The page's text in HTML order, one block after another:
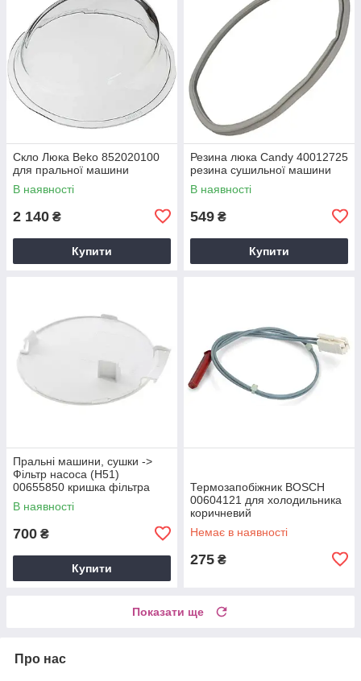
Скло Люка Beko 852020100
для пральної машини
В наявності
2 140 ₴
Купити
Резина люка Candy 40012725
резина сушильної машини
В наявності
549 ₴
Купити
Пральні машини, сушки ->
Фільтр насоса (Н51)
00655850 кришка фільтра
(А41)
В наявності
700 ₴
Купити
Термозапобіжник BOSCH
00604121 для холодильника
коричневий
Немає в наявності
275 ₴
Показати ще
Про нас